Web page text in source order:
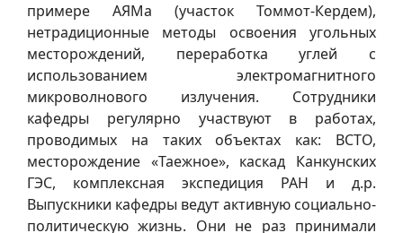
примере АЯМа (участок Томмот-Кердем),
нетрадиционные методы освоения угольных
месторождений, переработка углей с
использованием электромагнитного
микроволнового излучения. Сотрудники
кафедры регулярно участвуют в работах,
проводимых на таких объектах как: ВСТО,
месторождение «Таежное», каскад Канкунских
ГЭС, комплексная экспедиция РАН и д.р.
Выпускники кафедры ведут активную социально-
политическую жизнь. Они не раз принимали